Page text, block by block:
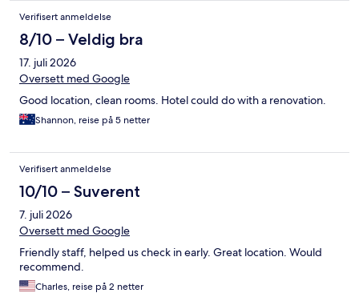
Verifisert anmeldelse
8/10 – Veldig bra
17. juli 2026
Oversett med Google
Good location, clean rooms. Hotel could do with a renovation.
Shannon, reise på 5 netter
Verifisert anmeldelse
10/10 – Suverent
7. juli 2026
Oversett med Google
Friendly staff, helped us check in early. Great location. Would
recommend.
Charles, reise på 2 netter